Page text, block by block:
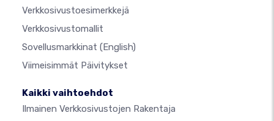
Verkkosivustoesimerkkejä
Verkkosivustomallit
Sovellusmarkkinat (English)
Viimeisimmät Päivitykset
Kaikki vaihtoehdot
Ilmainen Verkkosivustojen Rakentaja